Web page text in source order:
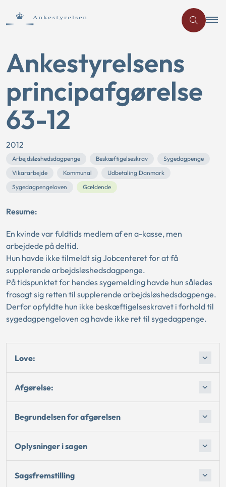
Ankestyrelsens
principafgørelse
63-12
2012
Arbejdsløshedsdagpenge Beskæftigelseskrav
Sygedagpenge
Vikararbejde
Kommunal
Udbetaling Danmark
Sygedagpengeloven
Gældende
Resume:
En kvinde var fuldtids medlem af en a-kasse, men
arbejdede på deltid.
Hun havde ikke tilmeldt sig Jobcenteret for at få
supplerende arbejdsløshedsdagpenge.
På tidspunktet for hendes sygemelding havde hun således
frasagt sig retten til supplerende arbejdsløshedsdagpenge.
Derfor opfyldte hun ikke beskæftigelseskravet i forhold til
sygedagpengeloven og havde ikke ret til sygedagpenge.
Love:
Afgørelse:
Begrundelsen for afgørelsen
Oplysninger i sagen
Sagsfremstilling